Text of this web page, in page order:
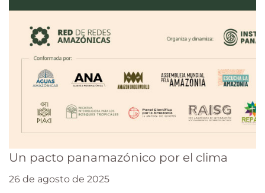
Un pacto panamazónico por el clima
26 de agosto de 2025